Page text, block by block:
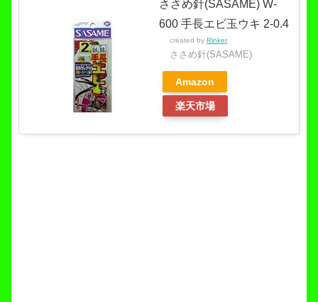
ささめ針(SASAME) W-
600 手長エビ玉ウキ 2-0.4
created by Rinker
ささめ針(SASAME)
Amazon
楽天市場